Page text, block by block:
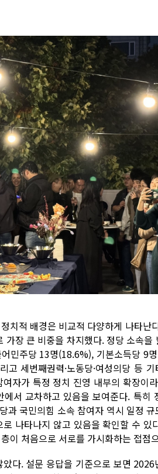
치적 배경은 비교적 다양하게 나타난
장 큰 비중을 차지했다. 정당 소속을
민주당 13명(18.6%), 기본소득당 9
세번째권력·노동당·여성의당 등
자가 특정 정치 진영 내부의 확장이
서 교차하고 있음을 보여준다. 특히
과 국민의힘 소속 참여자 역시 일정
나타나지 않고 있음을 확인할 수
이 처음으로 서로를 가시화하는 접점
다. 설문 응답을 기준으로 보면